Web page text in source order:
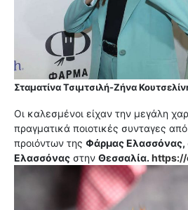
Σταματίνα Τσιμτσιλή-Ζήνα
Οι καλεσμένοι είχαν την μεγάλη
πραγματικά ποιοτικές συνταγες
προιόντων της Φάρμας Ελασσόνας,
Ελασσόνας στην Θεσσαλία.